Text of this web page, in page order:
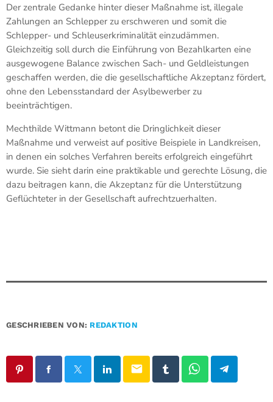
Der zentrale Gedanke hinter dieser Maßnahme ist, illegale
Zahlungen an Schlepper zu erschweren und somit die
Schlepper- und Schleuserkriminalität einzudämmen.
Gleichzeitig soll durch die Einführung von Bezahlkarten eine
ausgewogene Balance zwischen Sach- und Geldleistungen
geschaffen werden, die die gesellschaftliche Akzeptanz fördert,
ohne den Lebensstandard der Asylbewerber zu
beeinträchtigen.
Mechthilde Wittmann betont die Dringlichkeit dieser
Maßnahme und verweist auf positive Beispiele in Landkreisen,
in denen ein solches Verfahren bereits erfolgreich eingeführt
wurde. Sie sieht darin eine praktikable und gerechte Lösung, die
dazu beitragen kann, die Akzeptanz für die Unterstützung
Geflüchteter in der Gesellschaft aufrechtzuerhalten.
GESCHRIEBEN VON: REDAKTION
email